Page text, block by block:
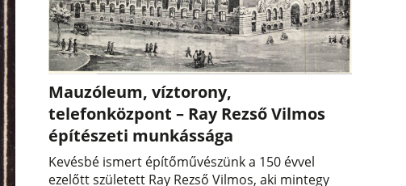
Mauzóleum, víztorony,
telefonközpont – Ray Rezső Vilmos
építészeti munkássága
Kevésbé ismert építőművészünk a 150 évvel
ezelőtt született Ray Rezső Vilmos, aki mintegy